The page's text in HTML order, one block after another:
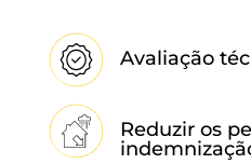
Avaliação
Reduzir os